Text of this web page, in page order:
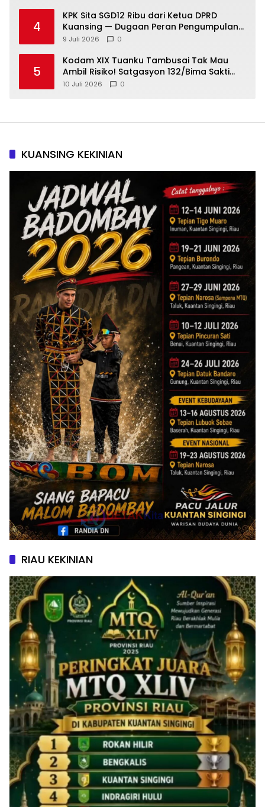
4
KPK Sita SGD12 Ribu dari Ketua DPRD
Kuansing — Dugaan Peran Pengumpulan
Dana Alih Fungsi Hutan Diusut
9 Juli 2026 0
5
Kodam XIX Tuanku Tambusai Tak Mau
Ambil Risiko! Satgasyon 132/Bima Sakti
Diuji Total Sebelum Berangkat Operasi
10 Juli 2026 0
KUANSING KEKINIAN
RIAU KEKINIAN